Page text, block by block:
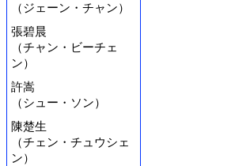
（ジェーン・チャン）
張碧晨
（チャン・ビーチェ
ン）
許嵩
（シュー・ソン）
陳楚生
（チェン・チュウシェ
ン）